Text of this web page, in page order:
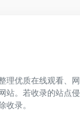
理优质在线观看、网
站。若收录的站点侵
收录。